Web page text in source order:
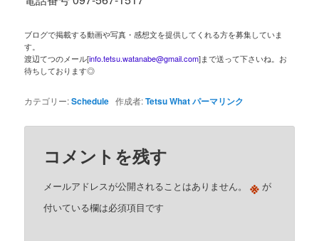
動
ブログで掲載する動画や写真・感想文を提供してくれる方を募集していま
す。
渡辺てつのメール[info.tetsu.watanabe@gmail.com]まで送って下さいね。お
待ちしております◎
カテゴリー:Schedule 作成者:Tetsu Whatパーマリンク
コメントを残す
メールアドレスが公開されることはありません。 ※ が
付いている欄は必須項目です